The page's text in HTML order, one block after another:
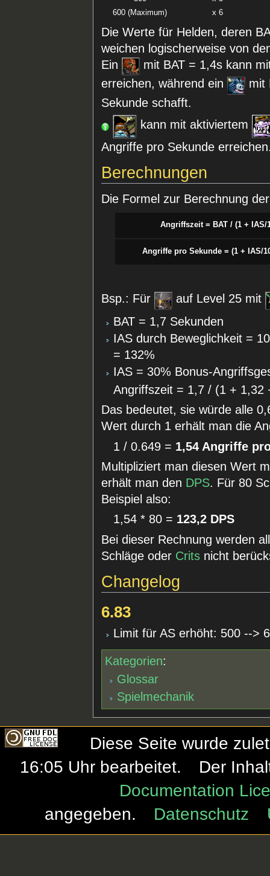
600 (Maximum)
x 6
Die Werte für Helden, deren
weichen logischerweise von
Ein
mit BAT = 1,4s kann
erreichen, während ein
mit
Sekunde schafft.
kann mit aktiviertem
Angriffe pro Sekunde
Berechnungen
Die Formel zur Berechnung
Angriffszeit = BAT / (1 + IAS/
Angriffe pro Sekunde = (1 + IAS/
Bsp.: Für
auf Level 25 mit
BAT = 1,7 Sekunden
IAS durch Beweglichkeit =
= 132%
IAS = 30% Bonus-
Angriffszeit = 1,7 / (1 +
Das bedeutet, sie würde alle
Wert durch 1 erhält man die
1 / 0.649 = 1,54 Angriffe
Multipliziert man diesen Wert
erhält man den DPS. Für 80
Beispiel also:
1,54 * 80 = 123,2 DPS
Bei dieser Rechnung werden
Schläge oder Crits nicht
Changelog
6.83
Limit für AS erhöht: 500 -->
Kategorien:
Glossar
Spielmechanik
Diese Seite wurde
16:05 Uhr bearbeitet.
Der
Documentation
angegeben.
Datenschutz